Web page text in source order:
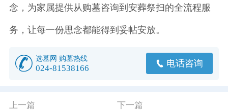
念，为家属提供从购墓咨询到安葬祭扫的全流程服
务，让每一份思念都能得到妥帖安放。
选墓网 购墓热线
024-81538166 电话咨询
上一篇 下一篇